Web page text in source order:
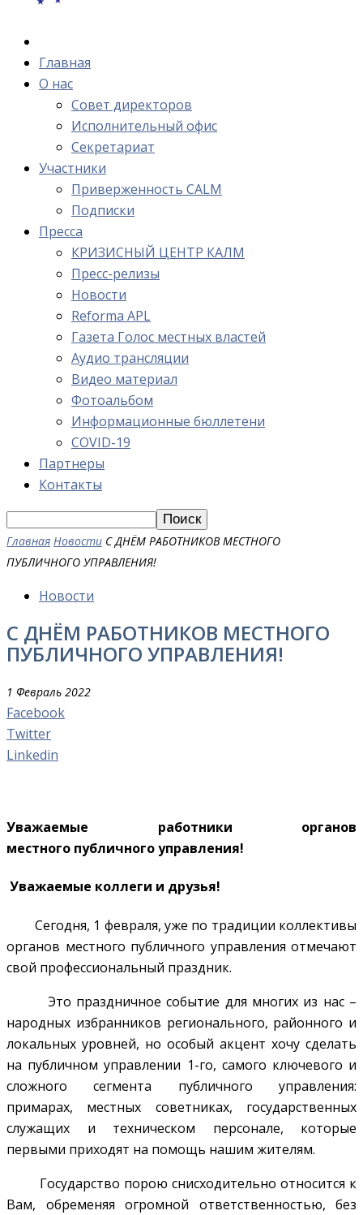
Главная
О нас
Cовет директоров
Исполнительный офис
Cекретариат
Участники
Приверженность CALM
Подписки
Пресса
КРИЗИСНЫЙ ЦЕНТР КАЛМ
Пресс-релизы
Новости
Reforma APL
Газета Голос местных властей
Аудио трансляции
Видео материал
Фотоальбом
Информационные бюллетени
COVID-19
Партнеры
Контакты
Главная Новости С ДНЁМ РАБОТНИКОВ МЕСТНОГО
ПУБЛИЧНОГО УПРАВЛЕНИЯ!
Новости
С ДНЁМ РАБОТНИКОВ МЕСТНОГО
ПУБЛИЧНОГО УПРАВЛЕНИЯ!
1 Февраль 2022
Facebook
Twitter
Linkedin
Уважаемые работники органов
местного публичного управления!
Уважаемые коллеги и друзья!
Сегодня, 1 февраля, уже по традиции коллективы
органов местного публичного управления отмечают
свой профессиональный праздник.
Это праздничное событие для многих из нас –
народных избранников регионального, районного и
локальных уровней, но особый акцент хочу сделать
на публичном управлении 1-го, самого ключевого и
сложного сегмента публичного управления:
примарах, местных советниках, государственных
служащих и техническом персонале, которые
первыми приходят на помощь нашим жителям.
Государство порою снисходительно относится к
Вам, обременяя огромной ответственностью, без